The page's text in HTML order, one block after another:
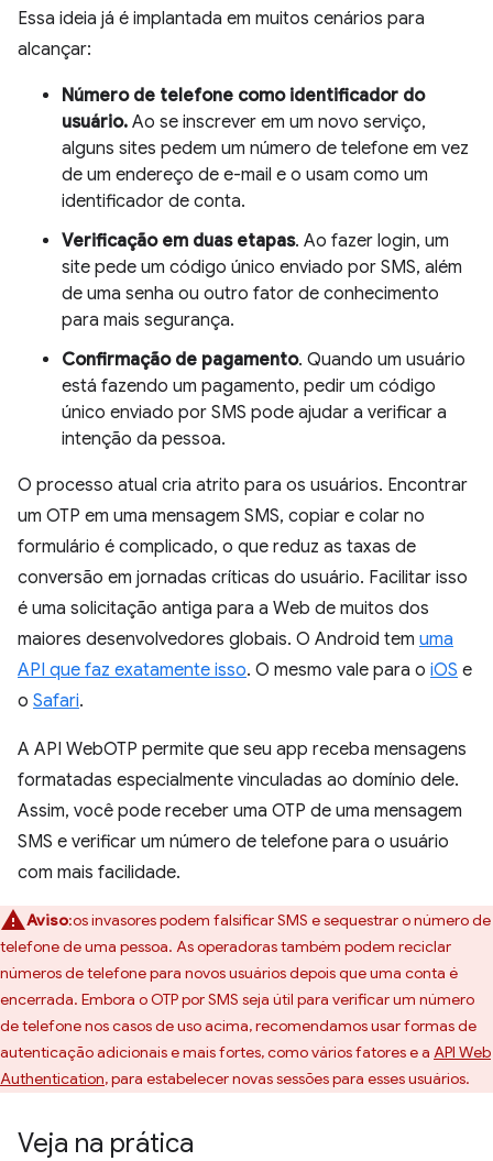
Essa ideia já é implantada em muitos cenários para
alcançar:
Número de telefone como identificador do
usuário. Ao se inscrever em um novo serviço,
alguns sites pedem um número de telefone em vez
de um endereço de e-mail e o usam como um
identificador de conta.
Verificação em duas etapas. Ao fazer login, um
site pede um código único enviado por SMS, além
de uma senha ou outro fator de conhecimento
para mais segurança.
Confirmação de pagamento. Quando um usuário
está fazendo um pagamento, pedir um código
único enviado por SMS pode ajudar a verificar a
intenção da pessoa.
O processo atual cria atrito para os usuários. Encontrar
um OTP em uma mensagem SMS, copiar e colar no
formulário é complicado, o que reduz as taxas de
conversão em jornadas críticas do usuário. Facilitar isso
é uma solicitação antiga para a Web de muitos dos
maiores desenvolvedores globais. O Android tem uma
API que faz exatamente isso. O mesmo vale para o iOS e
o Safari.
A API WebOTP permite que seu app receba mensagens
formatadas especialmente vinculadas ao domínio dele.
Assim, você pode receber uma OTP de uma mensagem
SMS e verificar um número de telefone para o usuário
com mais facilidade.
Aviso:os invasores podem falsificar SMS e sequestrar o número de
telefone de uma pessoa. As operadoras também podem reciclar
números de telefone para novos usuários depois que uma conta é
encerrada. Embora o OTP por SMS seja útil para verificar um número
de telefone nos casos de uso acima, recomendamos usar formas de
autenticação adicionais e mais fortes, como vários fatores e a API Web
Authentication, para estabelecer novas sessões para esses usuários.
Veja na prática